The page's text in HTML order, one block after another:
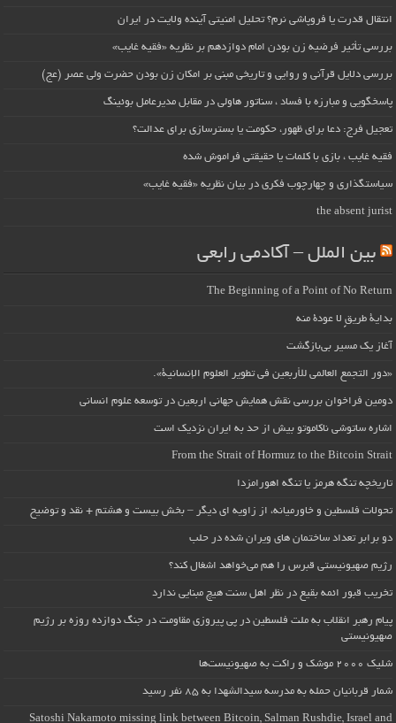
انتقال قدرت یا فروپاشی نرم؟ تحلیل امنیتی آینده ولایت در ایران
بررسی تأثیر فرضیه زن بودن امام دوازدهم بر نظریه «فقیه غایب»
بررسی دلایل قرآنی و روایی و تاریخی مبنی بر امکان زن بودن حضرت ولی عصر (عج)
پاسخگویی و مبارزه با فساد ، سناتور هاولی در مقابل مدیرعامل بوئینگ
تعجیل فرج: دعا برای ظهور، حکومت یا بسترسازی برای عدالت؟
فقیه غایب ، بازی با کلمات یا حقیقتی فراموش شده
سیاستگذاری و چهارچوب فکری در بیان نظریه «فقیه غایب»
the absent jurist
بین الملل – آکادمی رابعی
The Beginning of a Point of No Return
بداية طريقٍ لا عودة منه
آغاز یک مسیر بی‌بازگشت
«دور التجمع العالمي للأربعين في تطوير العلوم الإنسانية».
دومین فراخوان بررسی نقش همایش جهانی اربعین در توسعه علوم انسانی
اشاره ساتوشی ناکاموتو بیش از حد به ایران نزدیک است
From the Strait of Hormuz to the Bitcoin Strait
تاریخچه تنگه هرمز یا تنگه اهورامزدا
تحولات فلسطین و خاورمیانه، از زاویه ای دیگر – بخش بیست و هشتم + نقد و توضیح
دو برابر تعداد ساختمان های ویران شده در حلب
رژیم صهیونیستی قبرس را هم می‌خواهد اشغال کند؟
تخریب قبور ائمه بقیع در نظر اهل سنت هیچ مبنایی ندارد
پیام رهبر انقلاب به ملت فلسطین در پی پیروزی مقاومت در جنگ دوازده روزه بر رژیم
صهیونیستی
شلیک ۲۰۰۰ موشک و راکت به صهیونیست‌ها
شمار قربانیان حمله به مدرسه سیدالشهدا به ۸۵ نفر رسید
Satoshi Nakamoto missing link between Bitcoin, Salman Rushdie, Israel and